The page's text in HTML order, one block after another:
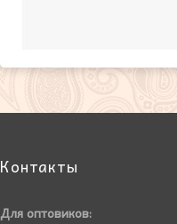
Контакты
Для оптовиков: